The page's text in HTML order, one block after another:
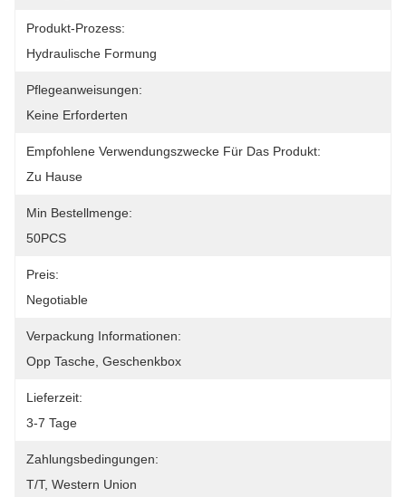
Produkt-Prozess:
Hydraulische Formung
Pflegeanweisungen:
Keine Erforderten
Empfohlene Verwendungszwecke Für Das Produkt:
Zu Hause
Min Bestellmenge:
50PCS
Preis:
Negotiable
Verpackung Informationen:
Opp Tasche, Geschenkbox
Lieferzeit:
3-7 Tage
Zahlungsbedingungen:
T/T, Western Union